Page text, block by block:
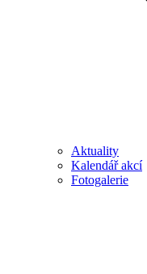
Aktuality
Kalendář akcí
Fotogalerie